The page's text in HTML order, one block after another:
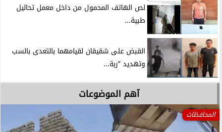
لص الهاتف المحمول من داخل معمل تحاليل
طبية...
القبض على شقيقان لقيامهما بالتعدى بالسب
وتهديد ”ربة...
آهم الموضوعات
المحافظات